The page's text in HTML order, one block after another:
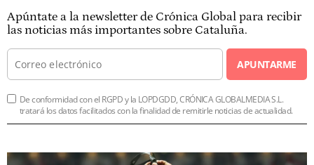
Apúntate a la newsletter de Crónica Global para recibir
las noticias más importantes sobre Cataluña.
APUNTARME
De conformidad con el RGPD y la LOPDGDD, CRÓNICA GLOBALMEDIA S.L.
tratará los datos facilitados con la finalidad de remitirle noticias de actualidad.